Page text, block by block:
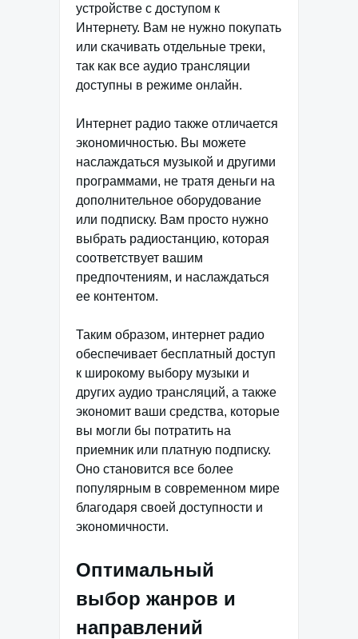
устройстве с доступом к
Интернету. Вам не нужно покупать
или скачивать отдельные треки,
так как все аудио трансляции
доступны в режиме онлайн.
Интернет радио также отличается
экономичностью. Вы можете
наслаждаться музыкой и другими
программами, не тратя деньги на
дополнительное оборудование
или подписку. Вам просто нужно
выбрать радиостанцию, которая
соответствует вашим
предпочтениям, и наслаждаться
ее контентом.
Таким образом, интернет радио
обеспечивает бесплатный доступ
к широкому выбору музыки и
других аудио трансляций, а также
экономит ваши средства, которые
вы могли бы потратить на
приемник или платную подписку.
Оно становится все более
популярным в современном мире
благодаря своей доступности и
экономичности.
Оптимальный
выбор жанров и
направлений